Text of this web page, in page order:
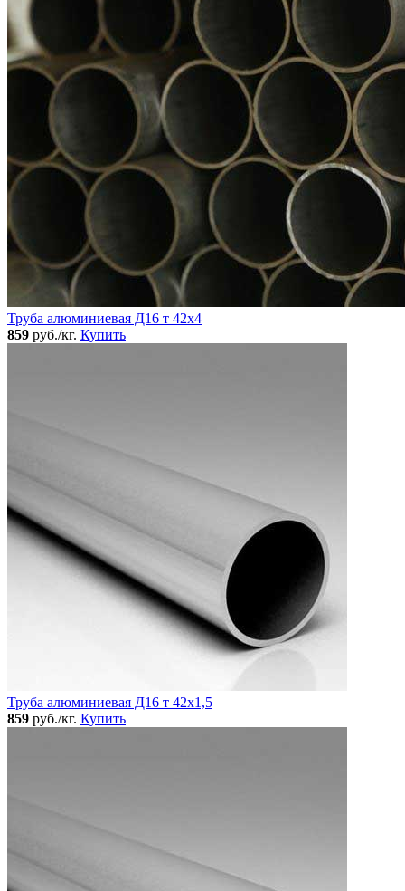
Труба алюминиевая Д16 т 42х4
859 руб./кг. Купить
Труба алюминиевая Д16 т 42х1,5
859 руб./кг. Купить